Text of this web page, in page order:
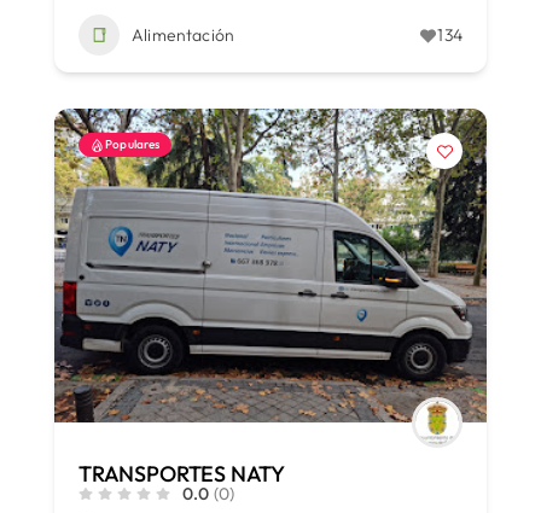
Alimentación 134
Populares
TRANSPORTES NATY
0.0 (0)